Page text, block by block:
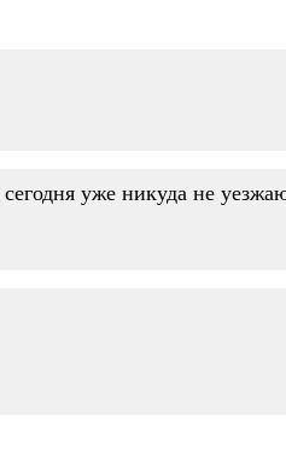
уже никуда не